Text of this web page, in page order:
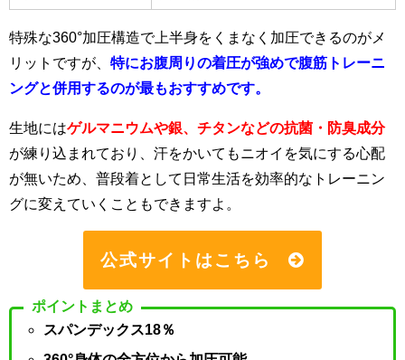
特殊な360°加圧構造で上半身をくまなく加圧できるのがメ
リットですが、 特にお腹周りの着圧が強めで腹筋トレーニ
ングと併用するのが最もおすすめです。
生地にはゲルマニウムや銀、チタンなどの抗菌・防臭成分
が練り込まれており、汗をかいてもニオイを気にする心配
が無いため、普段着として日常生活を効率的なトレーニン
グに変えていくこともできますよ。
公式サイトはこちら
ポイントまとめ
スパンデックス18％